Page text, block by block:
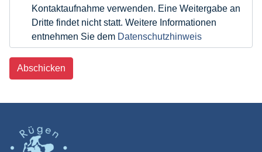
Kontaktaufnahme verwenden. Eine Weitergabe an
Dritte findet nicht statt. Weitere Informationen
entnehmen Sie dem Datenschutzhinweis
Abschicken